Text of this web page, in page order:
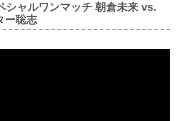
シャルワンマッチ 朝倉未来 vs.
ー聡志